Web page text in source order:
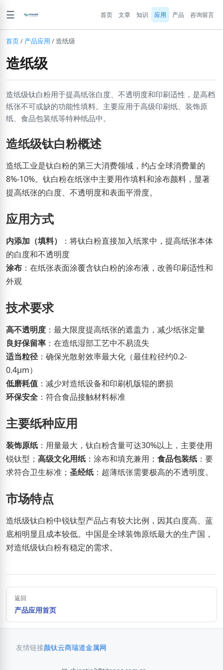
☰ 首页 文章 知识 应用 产品 咨询留言
首页/ 产品应用 /造纸级
造纸级
造纸级钛白粉用于提高纸张白度、不透明度和印刷适性，是高档
纸张不可或缺的功能性填料。主要应用于高级印刷纸、装饰原
纸、食品包装纸等特种纸品中。
造纸级钛白粉概述
造纸工业是钛白粉的第三大消费领域，约占全球消费量的
8%-10%。钛白粉在纸张中主要用作填料和涂布颜料，显著
提高纸张的白度、不透明度和表面平滑度。
应用方式
内添加（填料）
：将钛白粉直接加入纸浆中，提高纸张本体
的白度和不透明度
涂布 ：在纸张表面涂覆含钛白粉的涂布液，改善印刷适性和
外观
技术要求
高不透明度 ：最大限度提高纸张的遮盖力，减少纸张定量
良好保留率 ：在造纸湿部工艺中不易流失
适当粒径：确保光散射效率最大化（最佳粒径约0.2-
0.4μm）
低磨耗值 ：减少对造纸设备和印刷机版辊的磨损
环保安全 ：符合食品接触材料标准
主要纸种应用
装饰原纸 ：用量最大，钛白粉含量可达30%以上，主要使用
锐钛型； 高级文化用纸 ：涂布和填充兼用； 食品包装纸 ：要
求符合卫生标准； 圣经纸 ：超薄纸张需要极高的不透明度。
市场特点
造纸级钛白粉中锐钛型产品占有较大比例，因其白度高、蓝
底相明显且成本较低。中国是全球装饰原纸最大的生产国，
对造纸级钛白粉有稳定的需求。
返回
产品应用首页
友情链接颜钛云商瑞道金属网